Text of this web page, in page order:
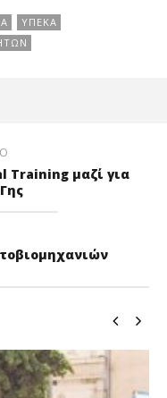
ΥΠΕΚΑ
Training μαζί για